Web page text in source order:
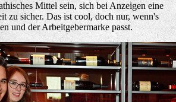
Mittel sein, sich bei Anzeigen eine
zu sicher. Das ist cool, doch nur, wenn's
und der Arbeitgebermarke passt.